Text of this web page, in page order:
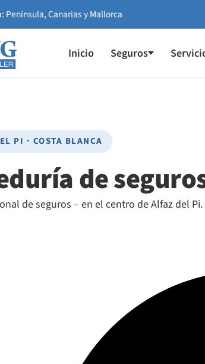
Península, Canarias y Mallorca
Inicio Seguros
PI · COSTA BLANCA
de
de seguros – en el centro de Alfaz del Pi.